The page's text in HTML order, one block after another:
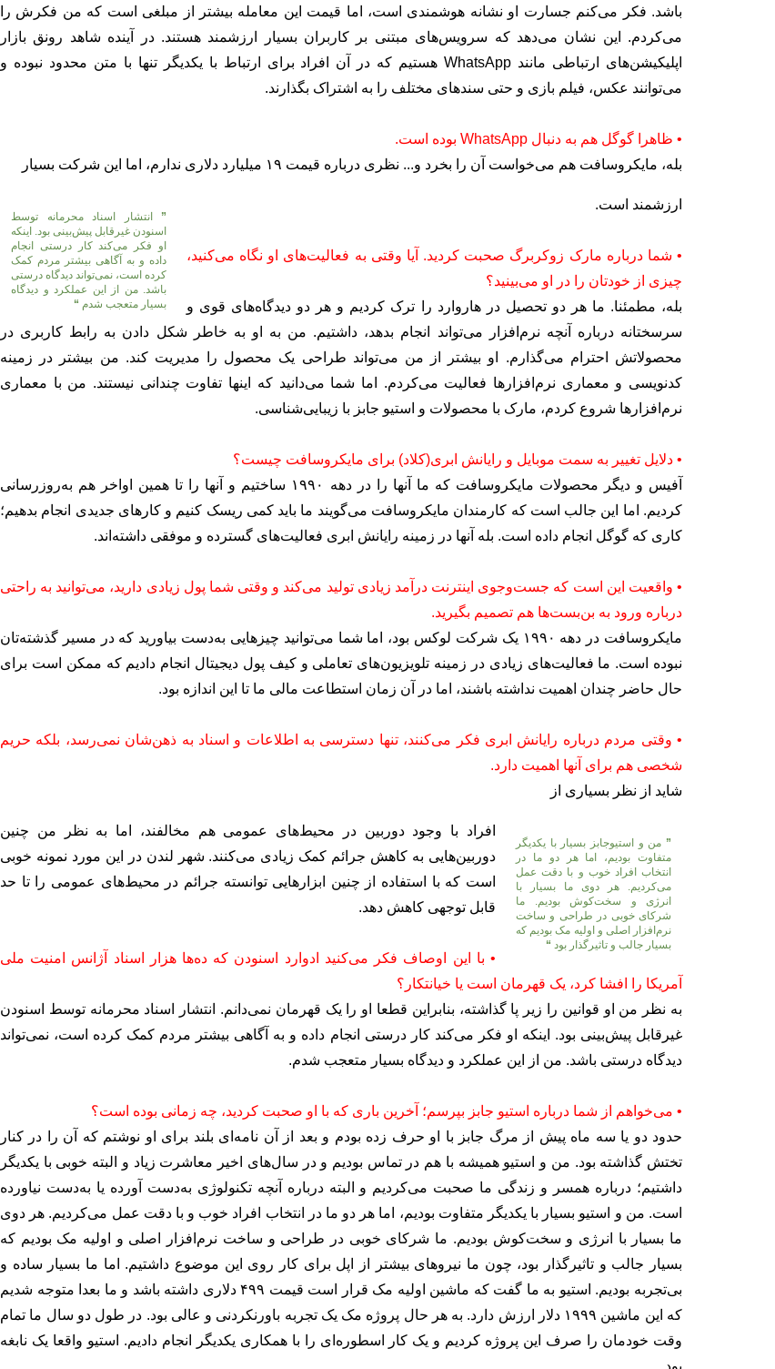
باشد. فکر می‌کنم جسارت او نشانه هوشمندی است، اما قیمت این معامله بیشتر از مبلغی است که من فکرش را
می‏‌کردم. این نشان می‌دهد که سرویس‏‌های مبتنی بر کاربران بسیار ارزشمند هستند. در آینده شاهد رونق بازار
اپلیکیشن‌های ارتباطی مانند WhatsApp هستیم که در آن افراد برای ارتباط با یکدیگر تنها با متن محدود نبوده و
می‌توانند عکس، فیلم بازی و حتی سندهای مختلف را به اشتراک بگذارند.
• ظاهرا گوگل هم به دنبال WhatsApp بوده است.
بله، مایکروسافت هم می‌خواست آن را بخرد و... نظری درباره قیمت ۱۹ میلیارد دلاری ندارم، اما این شرکت بسیار
” انتشار اسناد محرمانه توسط
اسنودن غیرقابل پیش‌بینی بود. اینکه
او فکر می‌کند کار درستی انجام
داده و به آگاهی بیشتر مردم کمک
کرده است، نمی‌تواند دیدگاه درستی
باشد. من از این عملکرد و دیدگاه
بسیار متعجب شدم “
ارزشمند است.
• شما درباره مارک زوکربرگ صحبت کردید. آیا وقتی به فعالیت‌های او نگاه می‌کنید،
چیزی از خودتان را در او می‌بینید؟
بله، مطمئنا. ما هر دو تحصیل در هاروارد را ترک کردیم و هر دو دیدگاه‌های قوی و
سرسختانه درباره آنچه نرم‌افزار می‌تواند انجام بدهد، داشتیم. من به او به خاطر شکل دادن به رابط کاربری در
محصولاتش احترام می‌گذارم. او بیشتر از من می‌تواند طراحی یک محصول را مدیریت کند. من بیشتر در زمینه
کدنویسی و معماری نرم‌افزارها فعالیت می‌کردم. اما شما می‌دانید که اینها تفاوت چندانی نیستند. من با معماری
نرم‌افزارها شروع کردم، مارک با محصولات و استیو جابز با زیبایی‌شناسی.
• دلایل تغییر به سمت موبایل و رایانش ابری(کلاد) برای مایکروسافت چیست؟
آفیس و دیگر محصولات مایکروسافت که ما آنها را در دهه ۱۹۹۰ ساختیم و آنها را تا همین اواخر هم به‌روزرسانی
کردیم. اما این جالب است که کارمندان مایکروسافت می‌گویند ما باید کمی ریسک کنیم و کارهای جدیدی انجام بدهیم؛
کاری که گوگل انجام داده است. بله آنها در زمینه رایانش ابری فعالیت‌های گسترده و موفقی داشته‌اند.
• واقعیت این است که جست‌وجوی اینترنت درآمد زیادی تولید می‌کند و وقتی شما پول زیادی دارید، می‌توانید به راحتی
درباره ورود به بن‌بست‌ها هم تصمیم بگیرید.
مایکروسافت در دهه ۱۹۹۰ یک شرکت لوکس بود، اما شما می‌توانید چیزهایی به‌دست بیاورید که در مسیر گذشته‌تان
نبوده است. ما فعالیت‌های زیادی در زمینه تلویزیون‌های تعاملی و کیف پول دیجیتال انجام دادیم که ممکن است برای
حال حاضر چندان اهمیت نداشته باشند، اما در آن زمان استطاعت مالی ما تا این اندازه بود.
• وقتی مردم درباره رایانش ابری فکر می‌کنند، تنها دسترسی به اطلاعات و اسناد به ذهن‌شان نمی‌رسد، بلکه حریم
شخصی هم برای آنها اهمیت دارد.
شاید از نظر بسیاری از
” من و استیوجابز بسیار با یکدیگر
متفاوت بودیم، اما هر دو ما در
انتخاب افراد خوب و با دقت عمل
می‌کردیم. هر دوی ما بسیار با
انرژی و سخت‌کوش بودیم. ما
شرکای خوبی در طراحی و ساخت
نرم‌افزار اصلی و اولیه مک بودیم که
بسیار جالب و تاثیرگذار بود “
افراد با وجود دوربین در محیط‌های عمومی هم مخالفند، اما به نظر من چنین
دوربین‌هایی به کاهش جرائم کمک زیادی می‌کنند. شهر لندن در این مورد نمونه خوبی
است که با استفاده از چنین ابزارهایی توانسته جرائم در محیط‌های عمومی را تا حد
قابل توجهی کاهش دهد.
• با این اوصاف فکر می‌کنید ادوارد اسنودن که ده‌ها هزار اسناد آژانس امنیت ملی
آمریکا را افشا کرد، یک قهرمان است یا خیانتکار؟
به نظر من او قوانین را زیر پا گذاشته، بنابراین قطعا او را یک قهرمان نمی‌دانم. انتشار اسناد محرمانه توسط اسنودن
غیرقابل پیش‌بینی بود. اینکه او فکر می‌کند کار درستی انجام داده و به آگاهی بیشتر مردم کمک کرده است، نمی‌تواند
دیدگاه درستی باشد. من از این عملکرد و دیدگاه بسیار متعجب شدم.
• می‌خواهم از شما درباره استیو جابز بپرسم؛ آخرین باری که با او صحبت کردید، چه زمانی بوده است؟
حدود دو یا سه ماه پیش از مرگ جابز با او حرف زده بودم و بعد از آن نامه‌ای بلند برای او نوشتم که آن را در کنار
تختش گذاشته بود. من و استیو همیشه با هم در تماس بودیم و در سال‌های اخیر معاشرت زیاد و البته خوبی با یکدیگر
داشتیم؛ درباره همسر و زندگی ما صحبت می‌کردیم و البته درباره آنچه تکنولوژی به‌دست آورده یا به‌دست نیاورده
است. من و استیو بسیار با یکدیگر متفاوت بودیم، اما هر دو ما در انتخاب افراد خوب و با دقت عمل می‌کردیم. هر دوی
ما بسیار با انرژی و سخت‌کوش بودیم. ما شرکای خوبی در طراحی و ساخت نرم‌افزار اصلی و اولیه مک بودیم که
بسیار جالب و تاثیرگذار بود، چون ما نیروهای بیشتر از اپل برای کار روی این موضوع داشتیم. اما ما بسیار ساده و
بی‌تجربه بودیم. استیو به ما گفت که ماشین اولیه مک قرار است قیمت ۴۹۹ دلاری داشته باشد و ما بعدا متوجه شدیم
که این ماشین ۱۹۹۹ دلار ارزش دارد. به هر حال پروژه مک یک تجربه باورنکردنی و عالی بود. در طول دو سال ما تمام
وقت خودمان را صرف این پروژه کردیم و یک کار اسطوره‌ای را با همکاری یکدیگر انجام دادیم. استیو واقعا یک نابغه
بود.